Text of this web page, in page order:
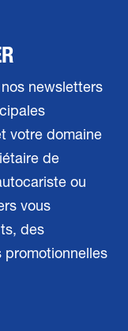
newsletters
votre domaine
de
ou
vous
des
promotionnelles